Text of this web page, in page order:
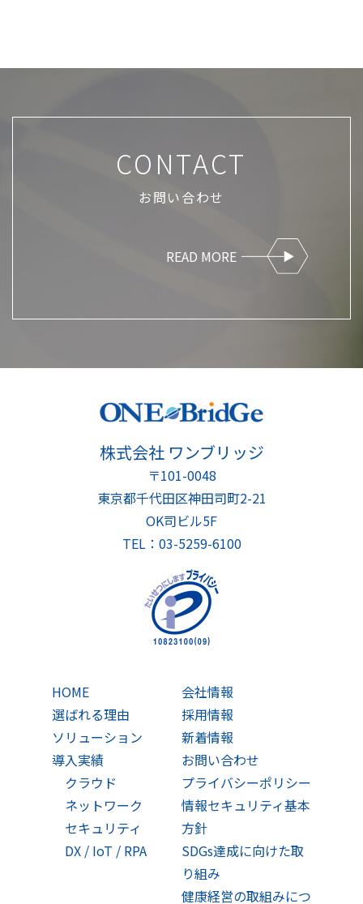
CONTACT
お問い合わせ
READ MORE
HOME
選ばれる理由
ソリューション
導入実績
クラウド
ネットワーク
セキュリティ
DX / IoT / RPA
会社情報
採用情報
新着情報
お問い合わせ
プライバシーポリシー
情報セキュリティ基本
方針
SDGs達成に向けた取
り組み
健康経営の取組みにつ
株式会社 ワンブリッジ
〒101-0048
東京都千代田区神田司町2-21
OK司ビル5F
TEL：03-5259-6100